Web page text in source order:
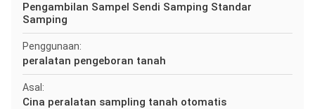
Pengambilan Sampel Sendi Samping Standar
Samping
Penggunaan:
peralatan pengeboran tanah
Asal:
Cina peralatan sampling tanah otomatis